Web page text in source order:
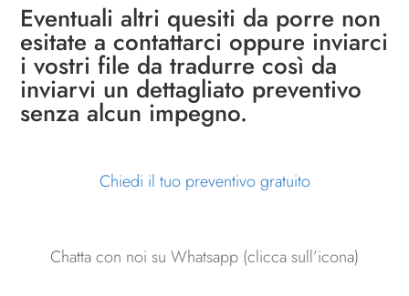
Eventuali altri quesiti da porre non
esitate acontattarci oppure inviarci
i vostri file da tradurre così da
inviarvi un dettagliato preventivo
senza alcun impegno.
Chiedi il tuo preventivo gratuito
Chatta con noi su Whatsapp (clicca sull’icona)